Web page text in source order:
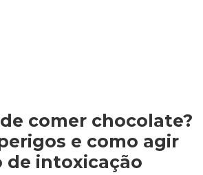
comer chocolate?
e como agir
de intoxicação